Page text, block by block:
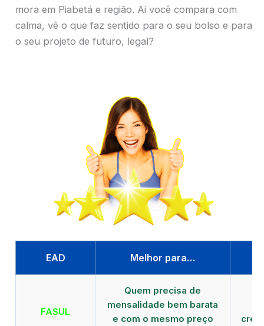
mora em Piabetá e região. Ai você compara com
calma, vê o que faz sentido para o seu bolso e para
o seu projeto de futuro, legal?
EAD Melhor para…
FASUL
Quem precisa de
mensalidade bem barata
e com o mesmo preço